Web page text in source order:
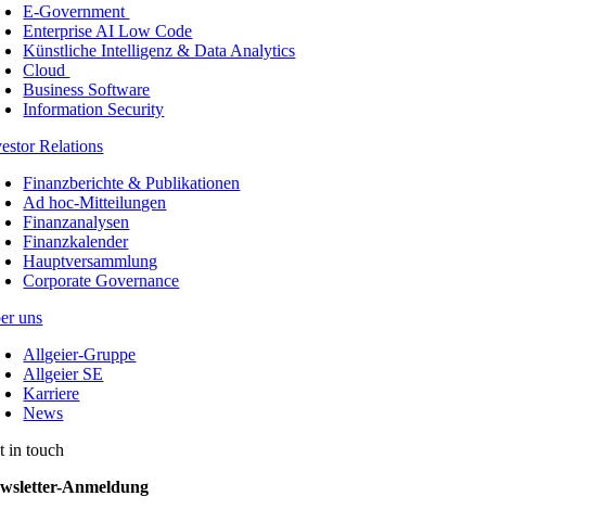
E-Government
Enterprise AI Low Code
Künstliche Intelligenz & Data Analytics
Cloud
Business Software
Information Security
Relations
Finanzberichte & Publikationen
Ad hoc-Mitteilungen
Finanzanalysen
Finanzkalender
Hauptversammlung
Corporate Governance
uns
Allgeier-Gruppe
Allgeier SE
Karriere
News
in touch
Anmeldung